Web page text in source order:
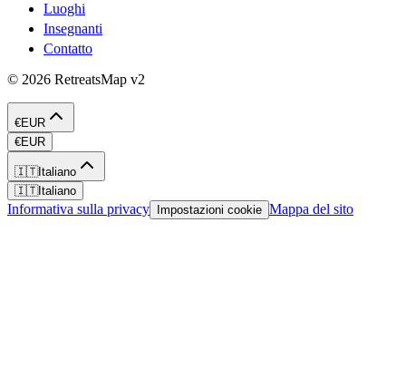
Luoghi
Insegnanti
Contatto
© 2026 RetreatsMap v2
€EUR
€EUR
🇮🇹Italiano
🇮🇹Italiano
Informativa sulla privacy Impostazioni cookie Mappa del sito